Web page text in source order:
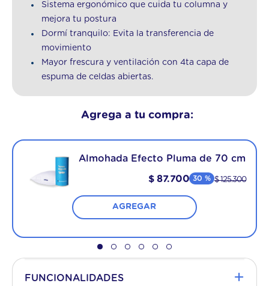
Sistema ergonómico que cuida tu columna y
mejora tu postura
Dormí tranquilo: Evita la transferencia de
movimiento
Mayor frescura y ventilación con 4ta capa de
espuma de celdas abiertas.
Agrega a tu compra:
Almohada Efecto Pluma de 70 cm
$ 125.300
$ 87.700 30 %
AGREGAR
FUNCIONALIDADES +